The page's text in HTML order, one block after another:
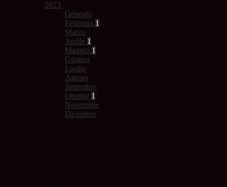
2023
Gennaio
Febbraio 1
Marzo
Aprile 1
Maggio 1
Giugno
Luglio
Agosto
Settembre
Ottobre 1
Novembre
Dicembre